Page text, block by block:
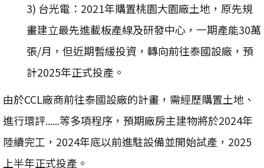
3) 台光電：2021年購置桃園大園廠土地，原先規
畫建立最先進載板產線及研發中心，一期產能30萬
張/月，但近期暫緩投資，轉向前往泰國設廠，預
計2025年正式投產。
由於CCL廠商前往泰國設廠的計畫，需經歷購置土地、
進行環評......等多項程序，預期廠房主建物將於2024年
陸續完工，2024年底以前進駐設備並開始試產，2025
上半年正式投產。